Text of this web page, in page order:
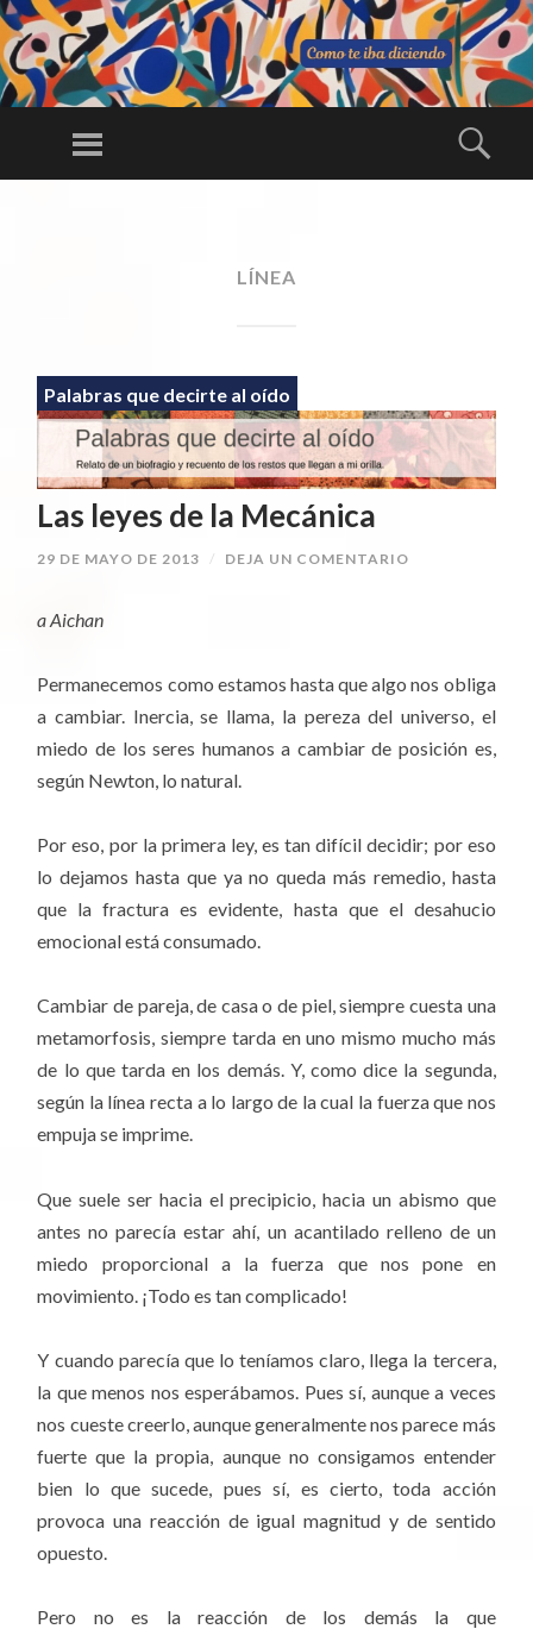
C
N
D
O
Una larga
Menú
LÍNEA
Palabras que decirte al oído
Las leyes de la Mecánica
29 DE MAYO DE 2013 / DEJA UN COMENTARIO
a Aichan
Permanecemos como estamos hasta que algo nos obliga
a cambiar. Inercia, se llama, la pereza del universo, el
miedo de los seres humanos a cambiar de posición es,
según Newton, lo natural.
Por eso, por la primera ley, es tan difícil decidir; por eso
lo dejamos hasta que ya no queda más remedio, hasta
que la fractura es evidente, hasta que el desahucio
emocional está consumado.
Cambiar de pareja, de casa o de piel, siempre cuesta una
metamorfosis, siempre tarda en uno mismo mucho más
de lo que tarda en los demás. Y, como dice la segunda,
según la línea recta a lo largo de la cual la fuerza que nos
empuja se imprime.
Que suele ser hacia el precipicio, hacia un abismo que
antes no parecía estar ahí, un acantilado relleno de un
miedo proporcional a la fuerza que nos pone en
movimiento. ¡Todo es tan complicado!
Y cuando parecía que lo teníamos claro, llega la tercera,
la que menos nos esperábamos. Pues sí, aunque a veces
nos cueste creerlo, aunque generalmente nos parece más
fuerte que la propia, aunque no consigamos entender
bien lo que sucede, pues sí, es cierto, toda acción
provoca una reacción de igual magnitud y de sentido
opuesto.
Pero no es la reacción de los demás la que